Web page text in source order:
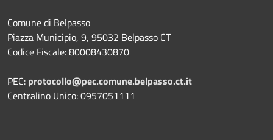
Comune di Belpasso
Piazza Municipio, 9, 95032 Belpasso CT
Codice Fiscale: 80008430870
PEC: protocollo@pec.comune.belpasso.ct.it
Centralino Unico: 0957051111